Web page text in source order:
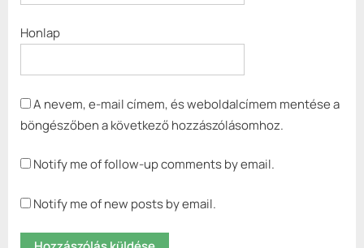
Honlap
A nevem, e-mail címem, és weboldalcímem mentése a
böngészőben a következő hozzászólásomhoz.
Notify me of follow-up comments by email.
Notify me of new posts by email.